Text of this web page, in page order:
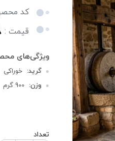
کد محصول:
قیمت :
گرید: خوراکی
وزن: 900 گرم
تعداد